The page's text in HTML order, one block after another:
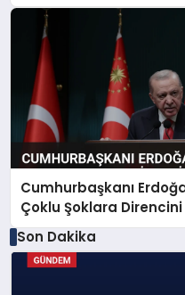
Cumhurbaşkanı
Çoklu Şoklara
Son Dakika